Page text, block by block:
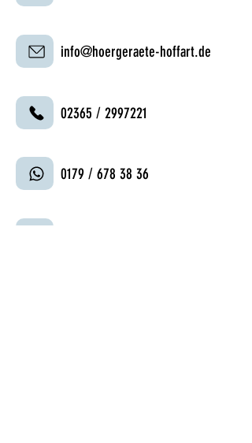
info@hoergeraete-hoffart.de
02365 / 2997221
0179 / 678 38 36